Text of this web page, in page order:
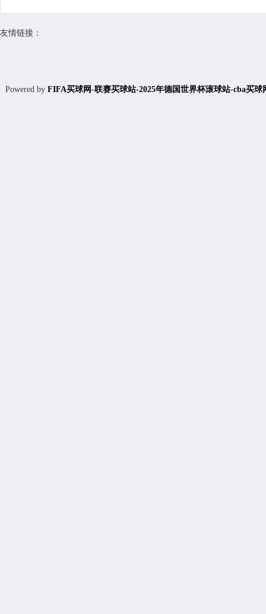
友情链接：
Powered by FIFA买球网-联赛买球站-2025年德国世界杯滚球站-cba买